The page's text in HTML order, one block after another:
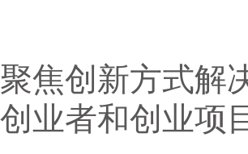
聚焦创新方式解
创业者和创业项